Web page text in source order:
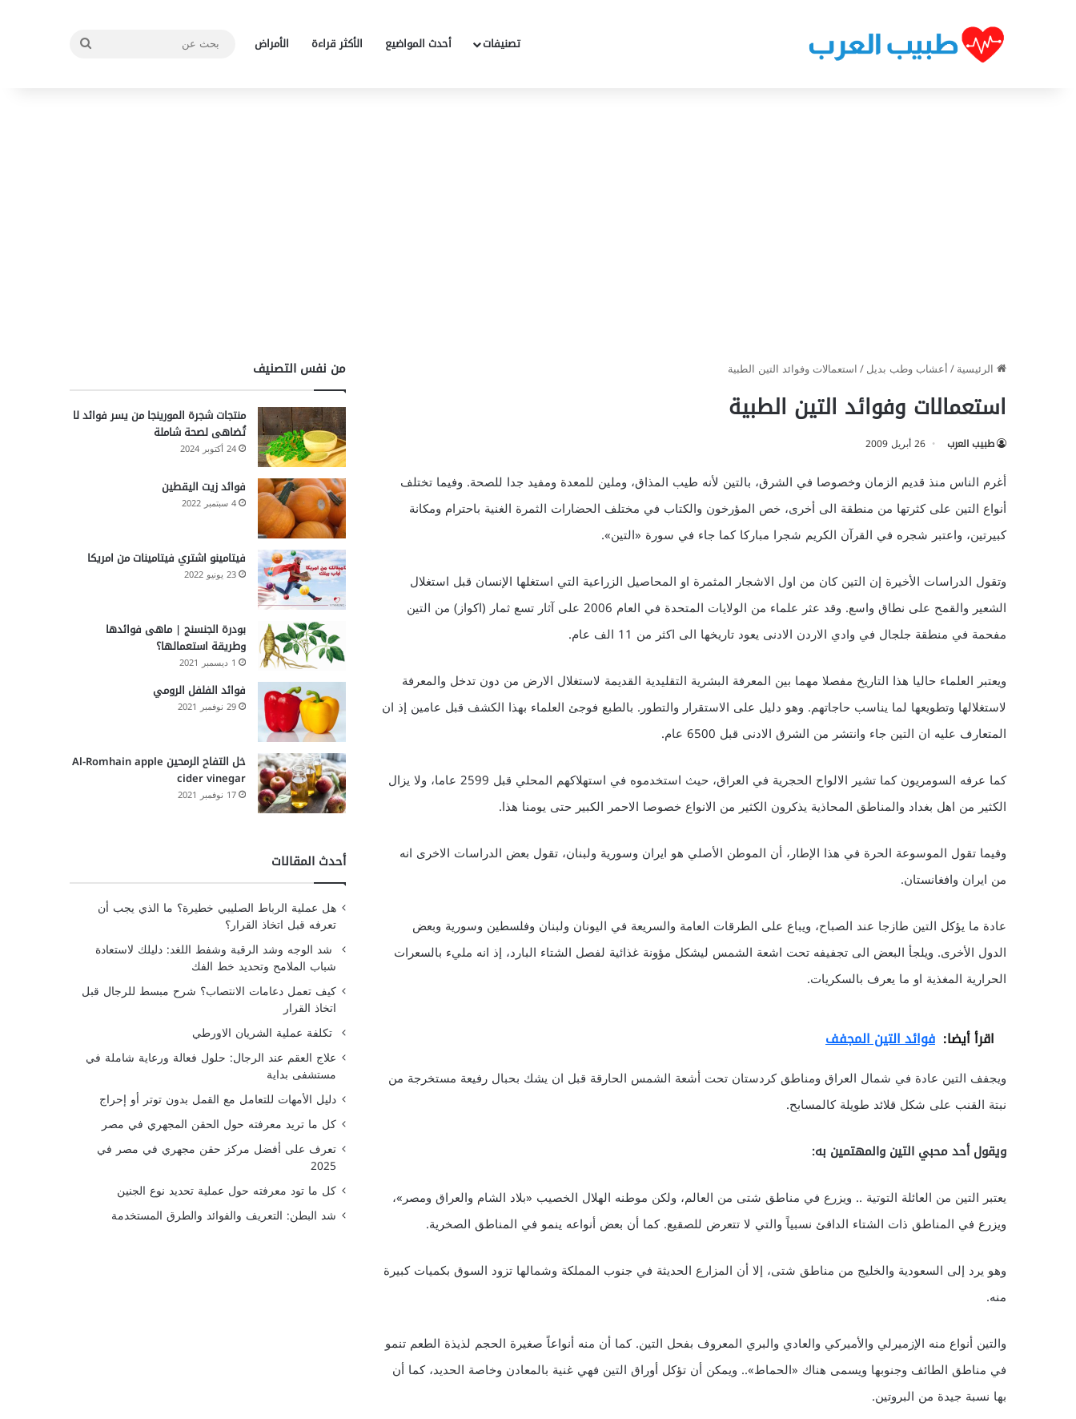
تصنيفات أحدث المواضيع الأكثر قراءة الأمراض
الرئيسية/أعشاب وطب بديل/استعمالات وفوائد التين الطبية
استعمالات وفوائد التين الطبية
طبيب العرب 26 أبريل 2009
أغرم الناس منذ قديم الزمان وخصوصا في الشرق، بالتين لأنه طيب المذاق، وملين للمعدة ومفيد جدا للصحة. وفيما تختلف
أنواع التين على كثرتها من منطقة الى أخرى، خص المؤرخون والكتاب في مختلف الحضارات الثمرة الغنية باحترام ومكانة
كبيرتين، واعتبر شجره في القرآن الكريم شجرا مباركا كما جاء في سورة «التين».
وتقول الدراسات الأخيرة إن التين كان من اول الاشجار المثمرة او المحاصيل الزراعية التي استغلها الإنسان قبل استغلال
الشعير والقمح على نطاق واسع. وقد عثر علماء من الولايات المتحدة في العام 2006 على آثار تسع ثمار (اكواز) من التين
مفحمة في منطقة جلجال في وادي الاردن الادنى يعود تاريخها الى اكثر من 11 الف عام.
ويعتبر العلماء حاليا هذا التاريخ مفصلا مهما بين المعرفة البشرية التقليدية القديمة لاستغلال الارض من دون تدخل والمعرفة
لاستغلالها وتطويعها لما يناسب حاجاتهم. وهو دليل على الاستقرار والتطور. بالطبع فوجئ العلماء بهذا الكشف قبل عامين إذ ان
المتعارف عليه ان التين جاء وانتشر من الشرق الادنى قبل 6500 عام.
كما عرفه السومريون كما تشير الالواح الحجرية في العراق، حيث استخدموه في استهلاكهم المحلي قبل 2599 عاما، ولا يزال
الكثير من اهل بغداد والمناطق المحاذية يذكرون الكثير من الانواع خصوصا الاحمر الكبير حتى يومنا هذا.
وفيما تقول الموسوعة الحرة في هذا الإطار، أن الموطن الأصلي هو ايران وسورية ولبنان، تقول بعض الدراسات الاخرى انه
من ايران وافغانستان.
عادة ما يؤكل التين طازجا عند الصباح، ويباع على الطرقات العامة والسريعة في اليونان ولبنان وفلسطين وسورية وبعض
الدول الأخرى. ويلجأ البعض الى تجفيفه تحت اشعة الشمس ليشكل مؤونة غذائية لفصل الشتاء البارد، إذ انه مليء بالسعرات
الحرارية المغذية او ما يعرف بالسكريات.
اقرأ أيضا: فوائد التين المجفف
ويجفف التين عادة في شمال العراق ومناطق كردستان تحت أشعة الشمس الحارقة قبل ان يشك بحبال رفيعة مستخرجة من
نبتة القنب على شكل قلائد طويلة كالمسابح.
ويقول أحد محبي التين والمهتمين به:
يعتبر التين من العائلة التوتية .. ويزرع في مناطق شتى من العالم، ولكن موطنه الهلال الخصيب «بلاد الشام والعراق ومصر»،
ويزرع في المناطق ذات الشتاء الدافئ نسبياً والتي لا تتعرض للصقيع. كما أن بعض أنواعه ينمو في المناطق الصخرية.
وهو يرد إلى السعودية والخليج من مناطق شتى، إلا أن المزارع الحديثة في جنوب المملكة وشمالها تزود السوق بكميات كبيرة
منه.
والتين أنواع منه الإزميرلي والأميركي والعادي والبري المعروف بفحل التين. كما أن منه أنواعاً صغيرة الحجم لذيذة الطعم تنمو
في مناطق الطائف وجنوبها ويسمى هناك «الحماط».. ويمكن أن تؤكل أوراق التين فهي غنية بالمعادن وخاصة الحديد، كما أن
بها نسبة جيدة من البروتين.
من نفس التصنيف
منتجات شجرة المورينجا من يسر فوائد لا
تُضاهى لصحة شاملة
24 أكتوبر 2024
فوائد زيت اليقطين
4 سبتمبر 2022
فيتامينو اشتري فيتامينات من امريكا
23 يونيو 2022
بودرة الجنسنج | ماهى فوائدها
وطريقة استعمالها؟
1 ديسمبر 2021
فوائد الفلفل الرومي
29 نوفمبر 2021
خل التفاح الرمحين Al-Romhain apple
cider vinegar
17 نوفمبر 2021
أحدث المقالات
هل عملية الرباط الصليبي خطيرة؟ ما الذي يجب أن
تعرفه قبل اتخاذ القرار؟
شد الوجه وشد الرقبة وشفط اللغد: دليلك لاستعادة
شباب الملامح وتحديد خط الفك
كيف تعمل دعامات الانتصاب؟ شرح مبسط للرجال قبل
اتخاذ القرار
تكلفة عملية الشريان الاورطي
علاج العقم عند الرجال: حلول فعالة ورعاية شاملة في
مستشفى بداية
دليل الأمهات للتعامل مع القمل بدون توتر أو إحراج
كل ما تريد معرفته حول الحقن المجهري في مصر
تعرف على أفضل مركز حقن مجهري في مصر في
2025
كل ما تود معرفته حول عملية تحديد نوع الجنين
شد البطن: التعريف والفوائد والطرق المستخدمة